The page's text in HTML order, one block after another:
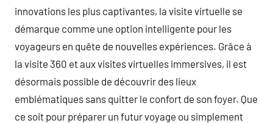
innovations les plus captivantes, la visite virtuelle se
démarque comme une option intelligente pour les
voyageurs en quête de nouvelles expériences. Grâce à
la visite 360 et aux visites virtuelles immersives, il est
désormais possible de découvrir des lieux
emblématiques sans quitter le confort de son foyer. Que
ce soit pour préparer un futur voyage ou simplement